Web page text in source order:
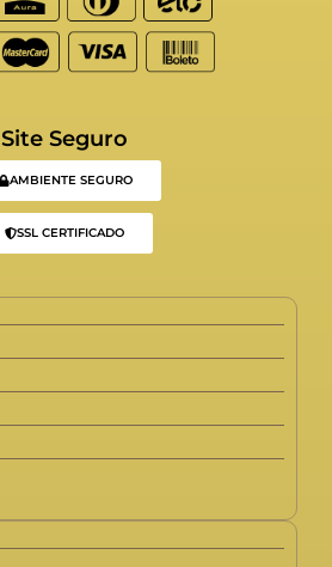
Site Seguro
AMBIENTE SEGURO
SSL CERTIFICADO